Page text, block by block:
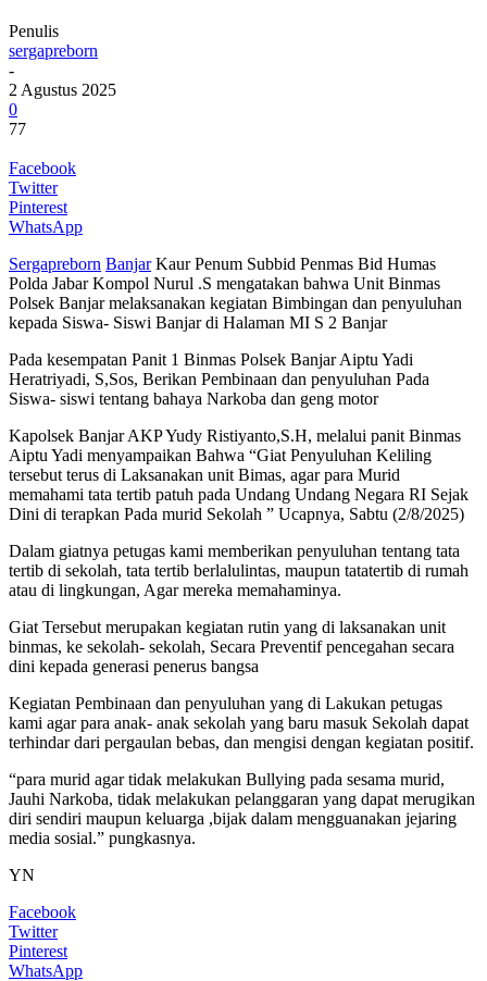
Penulis
sergapreborn
-
2 Agustus 2025
0
77
Facebook
Twitter
Pinterest
WhatsApp
Sergapreborn BanjarKaur Penum Subbid Penmas Bid Humas
Polda Jabar Kompol Nurul .S mengatakan bahwa Unit Binmas
Polsek Banjar melaksanakan kegiatan Bimbingan dan penyuluhan
kepada Siswa- Siswi Banjar di Halaman MI S 2 Banjar
Pada kesempatan Panit 1 Binmas Polsek Banjar Aiptu Yadi
Heratriyadi, S,Sos, Berikan Pembinaan dan penyuluhan Pada
Siswa- siswi tentang bahaya Narkoba dan geng motor
Kapolsek Banjar AKP Yudy Ristiyanto,S.H, melalui panit Binmas
Aiptu Yadi menyampaikan Bahwa “Giat Penyuluhan Keliling
tersebut terus di Laksanakan unit Bimas, agar para Murid
memahami tata tertib patuh pada Undang Undang Negara RI Sejak
Dini di terapkan Pada murid Sekolah ” Ucapnya, Sabtu (2/8/2025)
Dalam giatnya petugas kami memberikan penyuluhan tentang tata
tertib di sekolah, tata tertib berlalulintas, maupun tatatertib di rumah
atau di lingkungan, Agar mereka memahaminya.
Giat Tersebut merupakan kegiatan rutin yang di laksanakan unit
binmas, ke sekolah- sekolah, Secara Preventif pencegahan secara
dini kepada generasi penerus bangsa
Kegiatan Pembinaan dan penyuluhan yang di Lakukan petugas
kami agar para anak- anak sekolah yang baru masuk Sekolah dapat
terhindar dari pergaulan bebas, dan mengisi dengan kegiatan positif.
“para murid agar tidak melakukan Bullying pada sesama murid,
Jauhi Narkoba, tidak melakukan pelanggaran yang dapat merugikan
diri sendiri maupun keluarga ,bijak dalam mengguanakan jejaring
media sosial.” pungkasnya.
YN
Facebook
Twitter
Pinterest
WhatsApp